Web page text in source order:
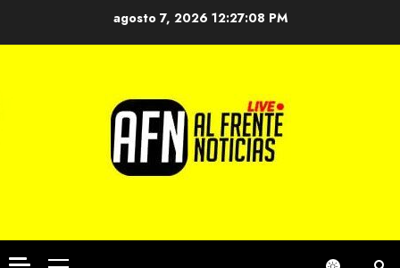
agosto 7, 2026 12:27:09 PM